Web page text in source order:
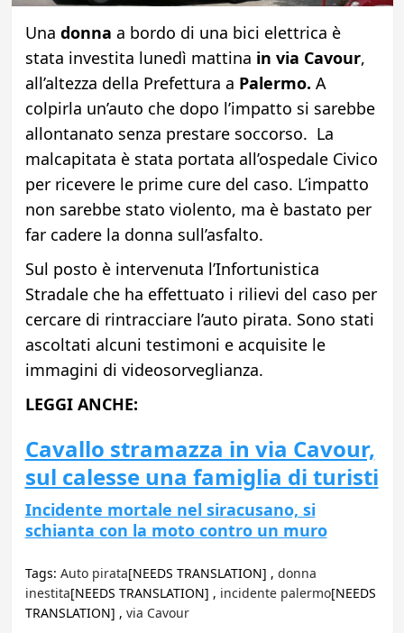
Una donna a bordo di una bici elettrica è
stata investita lunedì mattina in via Cavour,
all’altezza della Prefettura a Palermo. A
colpirla un’auto che dopo l’impatto si sarebbe
allontanato senza prestare soccorso. La
malcapitata è stata portata all’ospedale Civico
per ricevere le prime cure del caso. L’impatto
non sarebbe stato violento, ma è bastato per
far cadere la donna sull’asfalto.
Sul posto è intervenuta l’Infortunistica
Stradale che ha effettuato i rilievi del caso per
cercare di rintracciare l’auto pirata. Sono stati
ascoltati alcuni testimoni e acquisite le
immagini di videosorveglianza.
LEGGI ANCHE:
Cavallo stramazza in via Cavour,
sul calesse una famiglia di turisti
Incidente mortale nel siracusano, si
schianta con la moto contro un muro
Tags: Auto pirata[NEEDS TRANSLATION] , donna
inestita[NEEDS TRANSLATION] , incidente palermo[NEEDS
TRANSLATION] , via Cavour